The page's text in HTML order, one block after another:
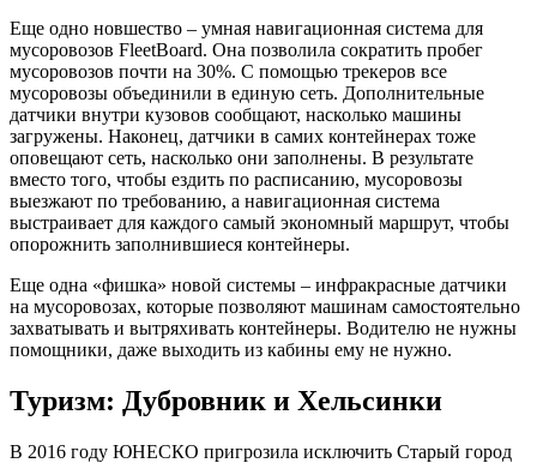
Еще одно новшество – умная навигационная система для
мусоровозов FleetBoard. Она позволила сократить пробег
мусоровозов почти на 30%. С помощью трекеров все
мусоровозы объединили в единую сеть. Дополнительные
датчики внутри кузовов сообщают, насколько машины
загружены. Наконец, датчики в самих контейнерах тоже
оповещают сеть, насколько они заполнены. В результате
вместо того, чтобы ездить по расписанию, мусоровозы
выезжают по требованию, а навигационная система
выстраивает для каждого самый экономный маршрут, чтобы
опорожнить заполнившиеся контейнеры.
Еще одна «фишка» новой системы – инфракрасные датчики
на мусоровозах, которые позволяют машинам самостоятельно
захватывать и вытряхивать контейнеры. Водителю не нужны
помощники, даже выходить из кабины ему не нужно.
Туризм: Дубровник и Хельсинки
В 2016 году ЮНЕСКО пригрозила исключить Старый город